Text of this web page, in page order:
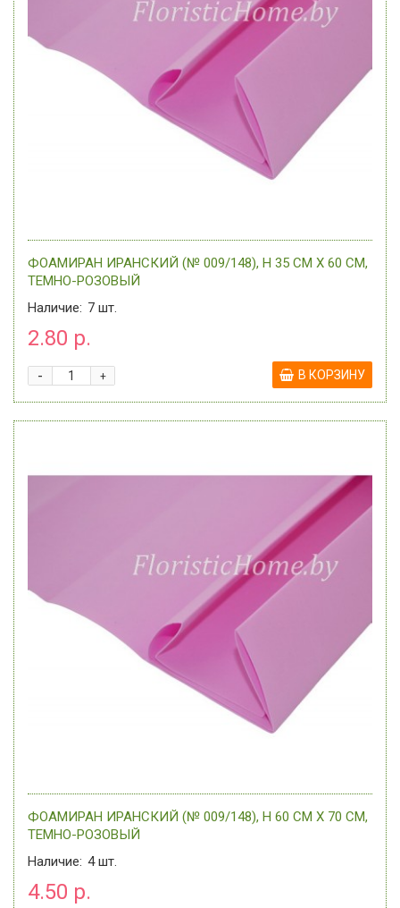
ФОАМИРАН ИРАНСКИЙ (№ 009/148), H 35 СМ Х 60 СМ,
ТЕМНО-РОЗОВЫЙ
Наличие: 7 шт.
2.80 р.
+
- В КОРЗИНУ
ФОАМИРАН ИРАНСКИЙ (№ 009/148), H 60 СМ Х 70 СМ,
ТЕМНО-РОЗОВЫЙ
Наличие: 4шт.
4.50 р.